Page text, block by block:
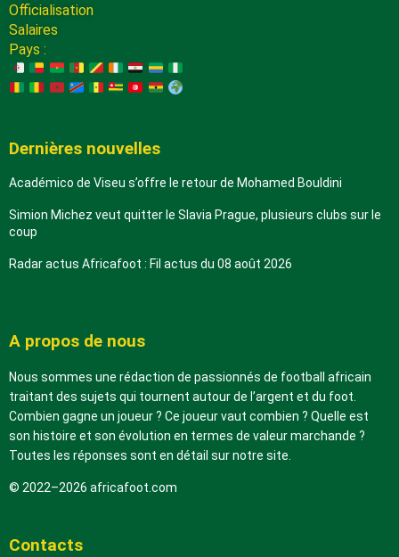
Officialisation
Salaires
Pays :
Dernières nouvelles
Académico de Viseu s’offre le retour de Mohamed Bouldini
Simion Michez veut quitter le Slavia Prague, plusieurs clubs sur le
coup
Radar actus Africafoot : Fil actus du 08 août 2026
A propos de nous
Nous sommes une rédaction de passionnés de football africain
traitant des sujets qui tournent autour de l’argent et du foot.
Combien gagne un joueur ? Ce joueur vaut combien ? Quelle est
son histoire et son évolution en termes de valeur marchande ?
Toutes les réponses sont en détail sur notre site.
© 2022–2026 africafoot.com
Contacts